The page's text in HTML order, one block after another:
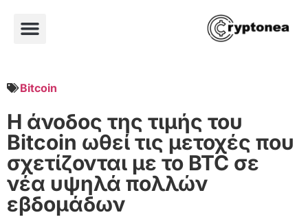
Bitcoin
Η άνοδος της τιμής του
Bitcoin ωθεί τις μετοχές που
σχετίζονται με το BTC σε
νέα υψηλά πολλών
εβδομάδων